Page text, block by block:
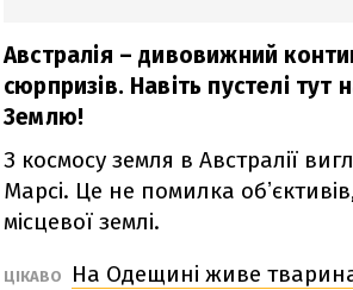
Австралія – дивовижний
сюрпризів. Навіть пустелі
Землю!
З космосу земля в Австралії
Марсі. Це не помилка
місцевої землі.
ЦІКАВО
На Одещині живе